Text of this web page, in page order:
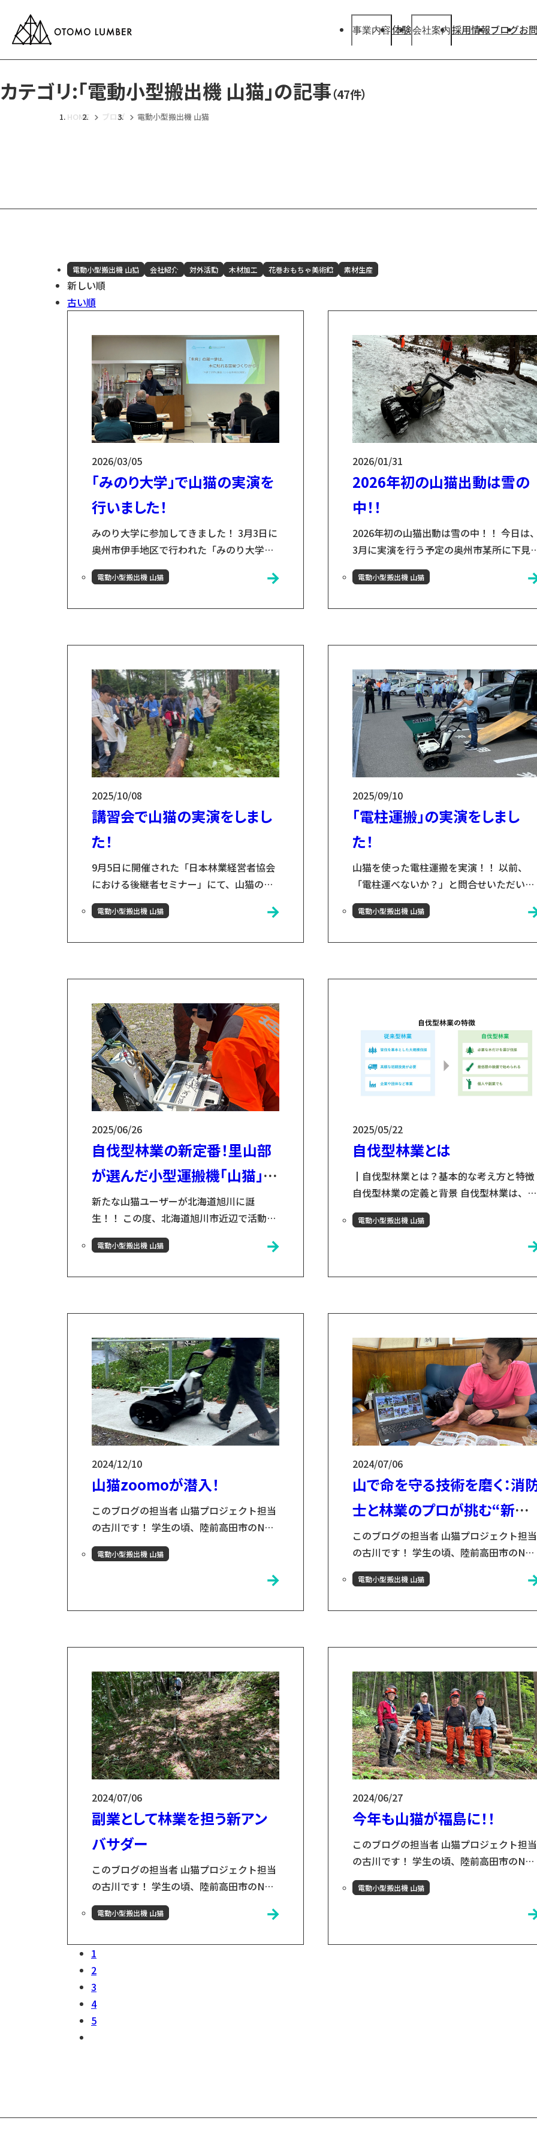
事業内容
電動小型搬出機 山猫
体験会社案内採用情報ブログお
カテゴリ:「電動小型搬出機 山猫」の記事（47件）
HOME ブログ 電動小型搬出機 山猫
電動小型搬出機 山猫 会社紹介 対外活動 木材加工 花巻おもちゃ美術館 素材生産
新しい順
古い順
2026/03/05
「みのり大学」で山猫の実演を
行いました！
みのり大学に参加してきました！ 3月3日に
奥州市伊手地区で行われた「みのり大学」
に、弊社の平野が講師役としてお招きいた
だきました！ 木材の活用方法や花巻おも
ました！ 山猫の実演も！ 会の終盤では、小
友木材店の取り組みの一つとして、山猫の
実演もさせていただきました！井手地区で
は、今後獣害対...
電動小型搬出機 山猫
2026/01/31
2026年初の山猫出動は雪の
中！！
2026年初の山猫出動は雪の中！！ 今日は
3月に実演を行う予定の奥州市某所に下見
きました。 雪の中でも、山猫は元気に動き
ます！雪が固まって滑りやすい場所だと、
ました。ややバッテリーの減りが早かった
のものの急な斜面以外であれば、運搬でき
そうです！気になる3月の実演本番の結果
は、山...
電動小型搬出機 山猫
2025/10/08
講習会で山猫の実演をしまし
た！
9月5日に開催された「日本林業経営者協会
における後継者セミナー」にて、山猫の実
演をしました。日本林業経営者協会とは？
日本林業経営者協会（林経協）は、全国の
た、政策PR、金融税制、コスト低減、獣害
対策、需要開発、木質エネルギー、輸出な
どの部会で実務課...
電動小型搬出機 山猫
2025/09/10
「電柱運搬」の実演をしまし
た！
山猫を使った電柱運搬を実演！！ 以前、
「電柱運べないか？」と問合せいただいた
企業様の元で、山猫を紹介する機械をいた
だきました！ 沢山の方にご覧いただきまし
ことは無いので、私自信もドキドキしまし
たが、...
電動小型搬出機 山猫
2025/06/26
自伐型林業の新定番！里山部
が選んだ小型運搬機「山猫」の
使い道とは？？
新たな山猫ユーザーが北海道旭川に誕
生！！ この度、北海道旭川市近辺で活動す
る、里山部様に山猫を導入いただきまし
た！ 山猫をお渡しすると、すぐさまボディ
れ変わっているのでとっても楽しみで
す！！ 「里山部」とは 里山部様は、地域山
林での自伐型林業や山林資源の販売やほ
か、親子や子どもを対象と...
電動小型搬出機 山猫
2025/05/22
自伐型林業とは
┃自伐型林業とは？基本的な考え方と特徴
自伐型林業の定義と背景 自伐型林業は、森
林所有者や地域住民が自らの手で森林を管
理・施業し、持続可能な形で活用する林業
の方法です。従来の大規模な林業とは異な
地域資源の有効活用や環境保全を目的とし
でわかる優位性 伐採量の違い-択伐と皆伐
森林を一斉...
電動小型搬出機 山猫
2024/12/10
山猫zoomoが潜入！
このブログの担当者 山猫プロジェクト担当
の古川です！ 学生の頃、陸前高田市のNPO
団体で活動をしており、岩手県との縁が生
まれました。その頃に同じく岩手県花巻市
の小友木材店を知り、何度か花巻に通うう
めました。 電動小型搬出機 山猫とは？ 山
の方でも楽しく、副業的な要素を持ちなが
は、普...
電動小型搬出機 山猫
2024/07/06
山で命を守る技術を磨く：消
士と林業のプロが挑む“新し
い訓練のかたち”
このブログの担当者 山猫プロジェクト担当
の古川です！ 学生の頃、陸前高田市の
団体で活動をしており、岩手県との縁が生
まれました。その頃に同じく岩手県花巻市
ダーとして山猫をお使いいただいている森
優真さんにインタビューをしました！！ 森
優真さ...
電動小型搬出機 山猫
2024/07/06
副業として林業を担う新アン
バサダー
このブログの担当者 山猫プロジェクト担当
の古川です！ 学生の頃、陸前高田市のNPO
団体で活動をしており、岩手県との縁が生
まれました。その頃に同じく岩手県花巻市
ちに「ここの人たちと仕事がしたい」と決
めました。 電動小型搬出機 山猫とは？ 山
猫とは林業/木材業における搬出作業を一般
の方でも楽しく、副業的な要素を持ちなが
ら活用頂くために開発されました。 いずれ
電動小型搬出機 山猫
2024/06/27
今年も山猫が福島に！！
このブログの担当者 山猫プロジェクト担当
の古川です！ 学生の頃、陸前高田市の
団体で活動をしており、岩手県との縁が生
まれました。その頃に同じく岩手県花巻市
の小友木材店を知り、何度か花巻に通うう
めました。 電動小型搬出機 山猫とは？ 山
電動小型搬出機 山猫
1
2
3
4
5